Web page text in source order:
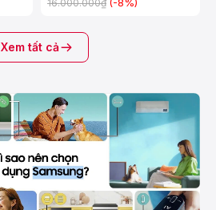
16.000.000₫
Xem tất cả